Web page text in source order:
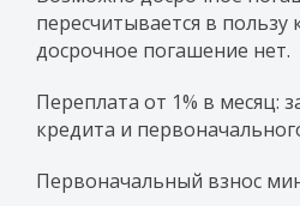
пересчитывается в пользу
досрочное погашение нет.
Переплата от 1% в месяц:
кредита и
Первоначальный взнос